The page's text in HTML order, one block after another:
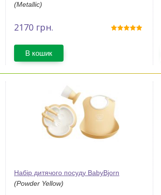
(Metallic)
2170 грн.
В кошик
Набір дитячого посуду BabyBjorn
(Powder Yellow)